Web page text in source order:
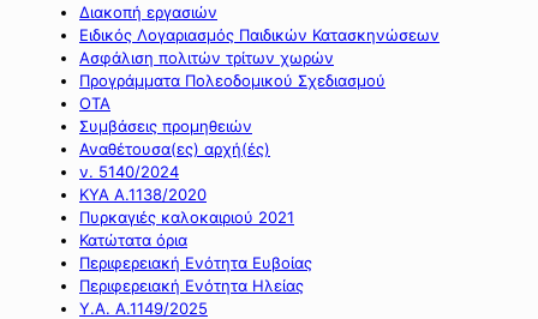
Διακοπή εργασιών
Ειδικός Λογαριασμός Παιδικών Κατασκηνώσεων
Ασφάλιση πολιτών τρίτων χωρών
Προγράμματα Πολεοδομικού Σχεδιασμού
ΟΤΑ
Συμβάσεις προμηθειών
Αναθέτουσα(ες) αρχή(ές)
ν. 5140/2024
ΚΥΑ Α.1138/2020
Πυρκαγιές καλοκαιριού 2021
Κατώτατα όρια
Περιφερειακή Ενότητα Ευβοίας
Περιφερειακή Ενότητα Ηλείας
Υ.Α. Α.1149/2025